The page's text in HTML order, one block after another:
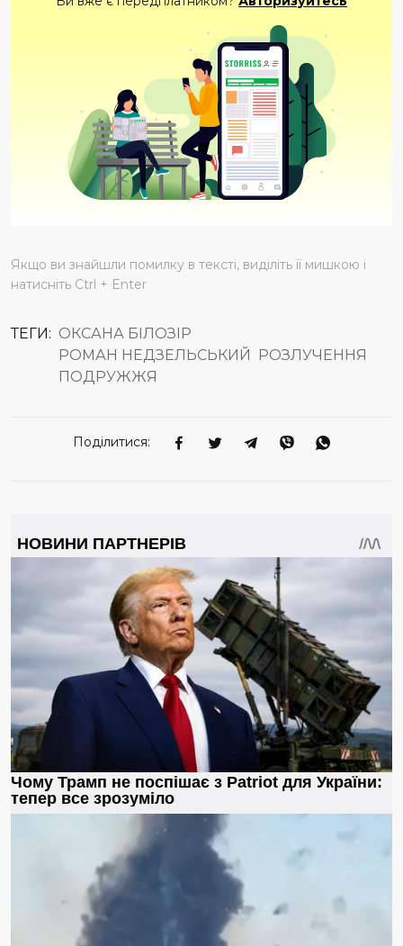
Якщо ви знайшли помилку в тексті, виділіть її мишкою і
натисніть Ctrl + Enter
ТЕГИ: ОКСАНА БІЛОЗІР
РОМАН НЕДЗЕЛЬСЬКИЙ РОЗЛУЧЕННЯ
ПОДРУЖЖЯ
Поділитися: